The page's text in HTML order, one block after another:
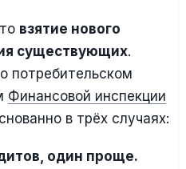
взятие нового
существующих.
потребительском
Финансовой инспекции
в трёх случаях:
один проще.